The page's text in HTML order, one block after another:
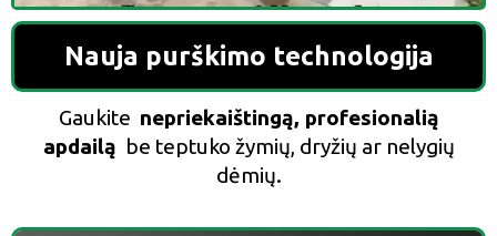
Nauja purškimo technologija
Gaukite nepriekaištingą, profesionalią
apdailą be teptuko žymių, dryžių ar nelygių
dėmių.